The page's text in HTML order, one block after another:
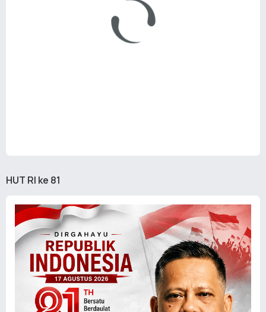
HUT RI ke 81